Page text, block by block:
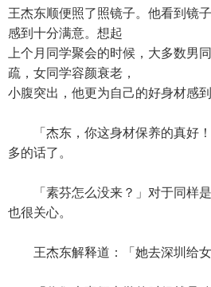
王杰东顺便照了照镜子。他看到镜
感到十分满意。想起
上个月同学聚会的时候，大多数男
疏，女同学容颜衰老，
小腹突出，他更为自己的好身材感到
「杰东，你这身材保养的真好！
多的话了。
「素芬怎么没来？」对于同样是
也很关心。
王杰东解释道：「她去深圳给女